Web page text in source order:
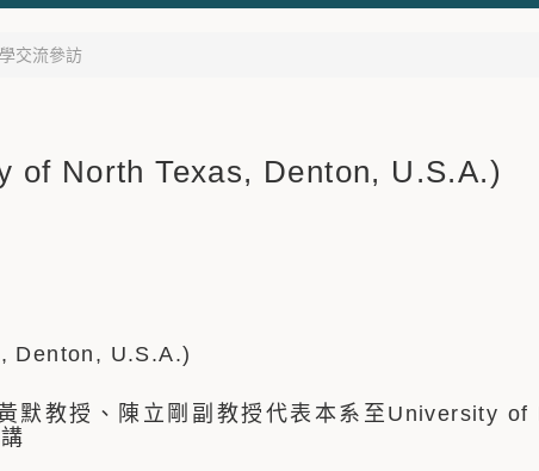
交流參訪
of North Texas, Denton, U.S.A.)
Denton, U.S.A.)
默教授、陳立剛副教授代表本系至University of